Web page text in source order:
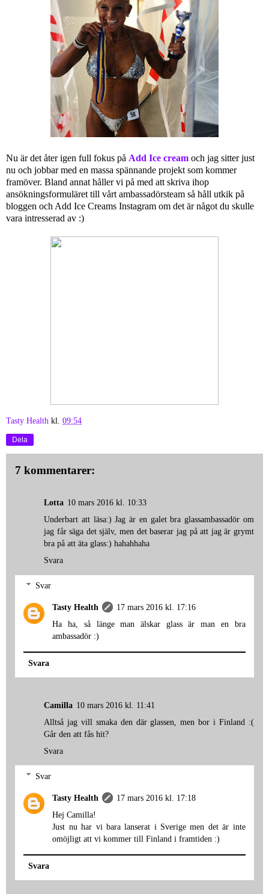
Nu är det åter igen full fokus på Add Ice cream och jag sitter just
nu och jobbar med en massa spännande projekt som kommer
framöver. Bland annat håller vi på med att skriva ihop
ansökningsformuläret till vårt ambassadörsteam så håll utkik på
bloggen och Add Ice Creams Instagram om det är något du skulle
vara intresserad av :)
Tasty Health kl. 09:54
Dela
7 kommentarer:
Lotta 10 mars 2016 kl. 10:33
Underbart att läsa:) Jag är en galet bra glassambassadör om
jag får säga det själv, men det baserar jag på att jag är grymt
bra på att äta glass:) hahahhaha
Svara
Svar
Tasty Health
17 mars 2016 kl. 17:16
Ha ha, så länge man älskar glass är man en bra
ambassadör :)
Svara
Camilla 10 mars 2016 kl. 11:41
Alltså jag vill smaka den där glassen, men bor i Finland :(
Går den att fås hit?
Svara
Svar
Tasty Health
17 mars 2016 kl. 17:18
Hej Camilla!
Just nu har vi bara lanserat i Sverige men det är inte
omöjligt att vi kommer till Finland i framtiden :)
Svara